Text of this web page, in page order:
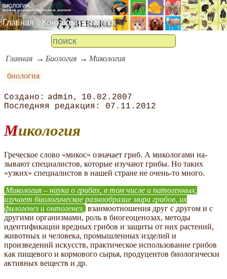
Главная Контакты Заметки
Главная Биология
Микология
биология
admin
10.02.2007
07.11.2012
Микология
Греческое слово «микос» означает гриб. А микологами на­
зывают специалистов, которые изучают грибы. Но таких
«узких» специалистов в нашей стране не очень-то много.
Микология – наука о грибах, в том числе и патогенных,
изучает биологическое разнообразие мира грибов, их
филогенез и онтогенез,
взаимоотношения друг с другом и с
другими организмами, роль в биогеоценозах, методы
идентификации вредных грибов и защиты от них растений,
животных и человека, промышленных изделий и
произведений искусств, практическое использование грибов
как пищевого и кормового сырья, продуцентов биологически
активных веществ и др.